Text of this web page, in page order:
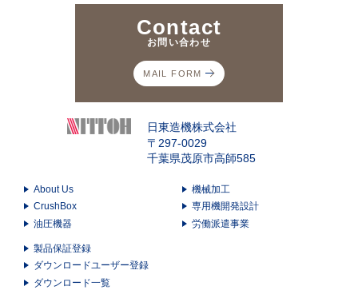
Contact
お問い合わせ
MAIL FORM
日東造機株式会社
〒297-0029
千葉県茂原市高師585
About Us
CrushBox
油圧機器
機械加工
専用機開発設計
労働派遣事業
製品保証登録
ダウンロードユーザー登録
ダウンロード一覧